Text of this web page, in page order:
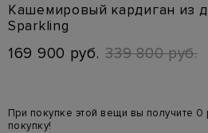
Кашемировый кардиган из
Sparkling
169 900 руб. 339 800 руб.
При покупке этой вещи вы получите
покупку!